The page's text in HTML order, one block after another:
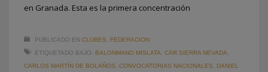
en Granada. Esta es la primera concentración
PUBLICADO EN CLUBES
FEDERACION
ETIQUETADO BAJO: BALONMANO MISLATA CAR SIERRA NEVADA
CARLOS MARTÍN DE BOLAÑOS
CONVOCATORIAS NACIONALES
DANIEL